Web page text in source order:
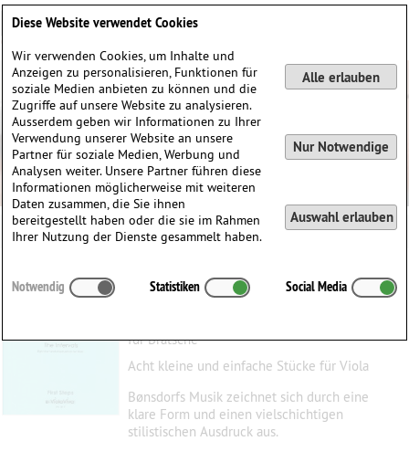
Die Intervalle
für Bratsche
Acht kleine und einfache Stücke für Viola
Bønsdorfs Musik zeichnet sich durch eine
klare Form und einen vielschichtigen
stilistischen Ausdruck aus.
Diese Website verwendet Cookies
Wir verwenden Cookies, um Inhalte und
Anzeigen zu personalisieren, Funktionen für
soziale Medien anbieten zu können und die
Zugriffe auf unsere Website zu analysieren.
Ausserdem geben wir Informationen zu Ihrer
Verwendung unserer Website an unsere
Partner für soziale Medien, Werbung und
Analysen weiter. Unsere Partner führen diese
Informationen möglicherweise mit weiteren
Daten zusammen, die Sie ihnen
bereitgestellt haben oder die sie im Rahmen
Ihrer Nutzung der Dienste gesammelt haben.
Alle erlauben
Nur Notwendige
Auswahl erlauben
Notwendig Statistiken Social Media